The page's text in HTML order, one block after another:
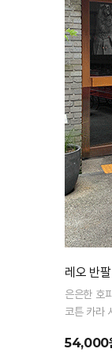
레오 반
은은한 호
코튼 카라
54,000